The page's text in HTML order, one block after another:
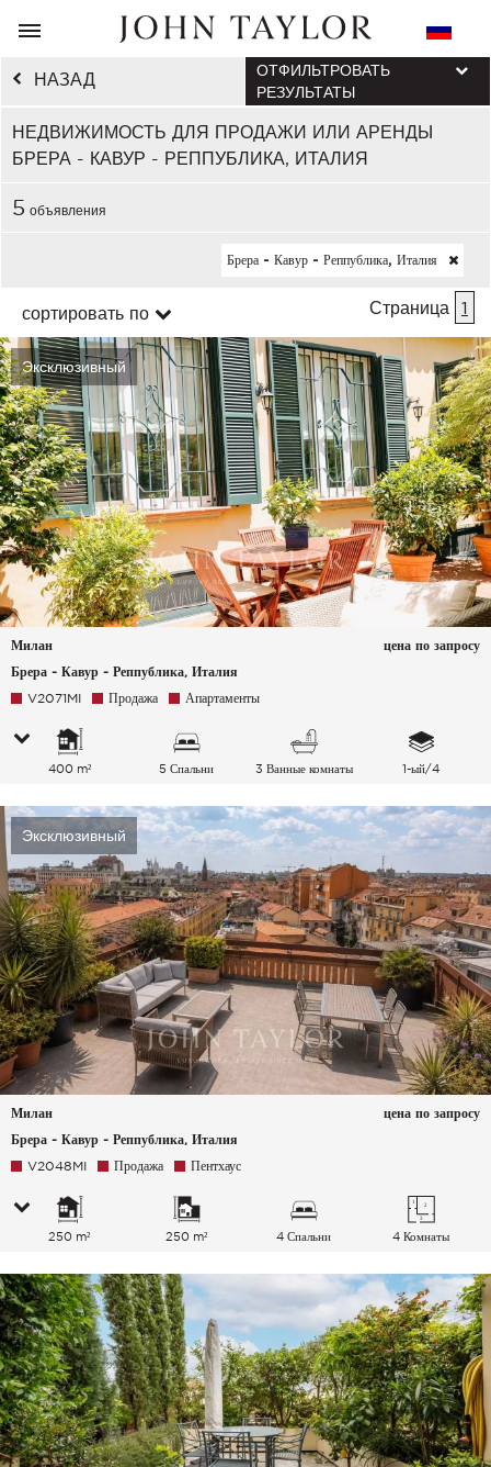
НАЗАД
НЕДВИЖИМОСТЬ ДЛЯ ПРОДАЖИ ИЛИ АРЕНДЫ
БРЕРА - КАВУР - РЕППУБЛИКА, ИТАЛИЯ
ОТФИЛЬТРОВАТЬ
РЕЗУЛЬТАТЫ
5 объявления
Брера - Кавур - Реппублика, Италия
сортировать по Страница 1
Эксклюзивный
Милан
Брера - Кавур - Реппублика, Италия
цена по запросу
V2071MI Продажа Апартаменты
400 m² 5 Спальни 3 Ванные комнаты 1-ый/4
Эксклюзивный
Милан
Брера - Кавур - Реппублика, Италия
цена по запросу
V2048MI Продажа Пентхаус
250 m² 250 m² 4 Спальни 4 Комнаты